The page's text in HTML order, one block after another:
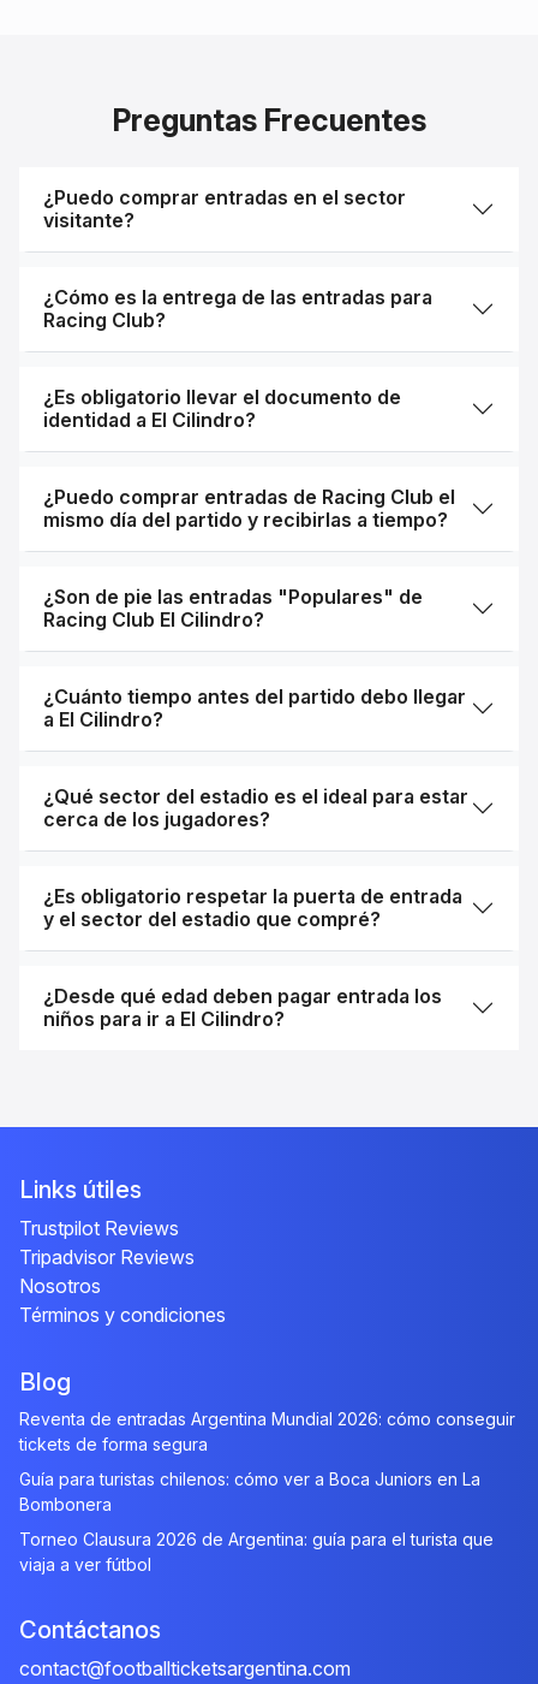
Preguntas Frecuentes
¿Puedo comprar entradas en el sector
visitante?
¿Cómo es la entrega de las entradas para
Racing Club?
¿Es obligatorio llevar el documento de
identidad a El Cilindro?
¿Puedo comprar entradas de Racing Club el
mismo día del partido y recibirlas a tiempo?
¿Son de pie las entradas "Populares" de
Racing Club El Cilindro?
¿Cuánto tiempo antes del partido debo llegar
a El Cilindro?
¿Qué sector del estadio es el ideal para estar
cerca de los jugadores?
¿Es obligatorio respetar la puerta de entrada
y el sector del estadio que compré?
¿Desde qué edad deben pagar entrada los
niños para ir a El Cilindro?
Links útiles
Trustpilot Reviews
Tripadvisor Reviews
Nosotros
Términos y condiciones
Blog
Reventa de entradas Argentina Mundial 2026: cómo conseguir
tickets de forma segura
Guía para turistas chilenos: cómo ver a Boca Juniors en La
Bombonera
Torneo Clausura 2026 de Argentina: guía para el turista que
viaja a ver fútbol
Contáctanos
contact@footballticketsargentina.com